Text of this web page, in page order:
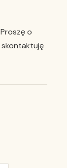
o
skontaktuję